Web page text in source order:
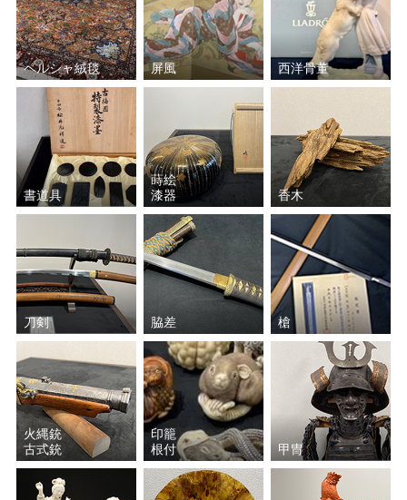
ペルシャ絨毯 屏風 西洋骨董
書道具
蒔絵
漆器
香木
刀剣 脇差 槍
火縄銃
古式銃
印籠
根付
甲冑